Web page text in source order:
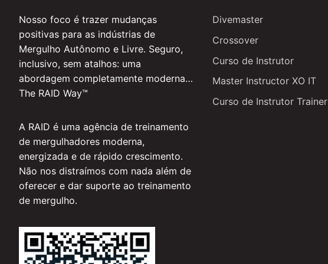
Nosso foco é trazer mudanças
positivas para as indústrias de
Mergulho Autônomo e Livre. Seguro,
inclusivo, sem atalhos: uma
abordagem completamente moderna…
The RAID Way™
A RAID é uma agência de treinamento
de mergulhadores moderna,
energizada e de rápido crescimento.
Não nos distraímos com nada além de
oferecer e dar suporte ao treinamento
de mergulho.
Divemaster
Crossover
Curso de Instrutor
Master Instructor XO IT
Curso de Instrutor Trainer